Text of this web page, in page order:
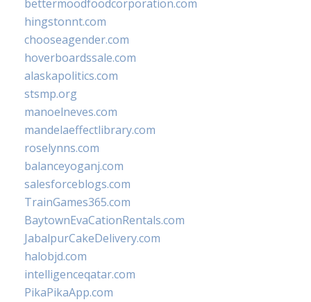
bettermoodfoodcorporation.com
hingstonnt.com
chooseagender.com
hoverboardssale.com
alaskapolitics.com
stsmp.org
manoelneves.com
mandelaeffectlibrary.com
roselynns.com
balanceyoganj.com
salesforceblogs.com
TrainGames365.com
BaytownEvaCationRentals.com
JabalpurCakeDelivery.com
halobjd.com
intelligenceqatar.com
PikaPikaApp.com